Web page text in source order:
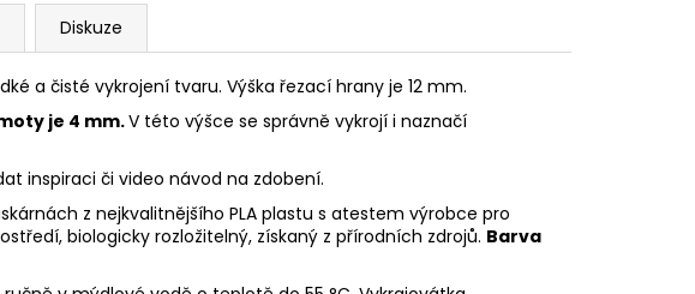
Diskuze
a čisté vykrojení tvaru. Výška řezací hrany je 12 mm.
je 4 mm.V této výšce se správně vykrojí i naznačí
inspiraci či video návod na zdobení.
z nejkvalitnějšího PLA plastu s atestem výrobce pro
biologicky rozložitelný, získaný z přírodních zdrojů. Barva